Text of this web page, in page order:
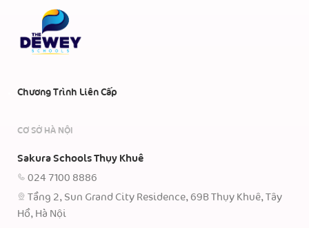
Chương Trình Liên Cấp
CƠ SỞ HÀ NỘI
Sakura Schools Thụy Khuê
024 7100 8886
Tầng 2, Sun Grand City Residence, 69B Thụy Khuê, Tây
Hồ, Hà Nội